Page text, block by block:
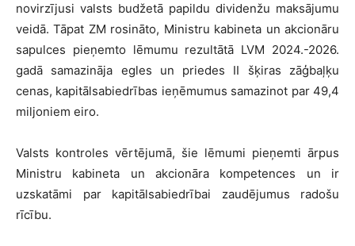
novirzījusi valsts budžetā papildu dividenžu maksājumu
veidā. Tāpat ZM rosināto, Ministru kabineta un akcionāru
sapulces pieņemto lēmumu rezultātā LVM 2024.-2026.
gadā samazināja egles un priedes II šķiras zāģbaļķu
cenas, kapitālsabiedrības ieņēmumus samazinot par 49,4
miljoniem eiro.
Valsts kontroles vērtējumā, šie lēmumi pieņemti ārpus
Ministru kabineta un akcionāra kompetences un ir
uzskatāmi par kapitālsabiedrībai zaudējumus radošu
rīcību.